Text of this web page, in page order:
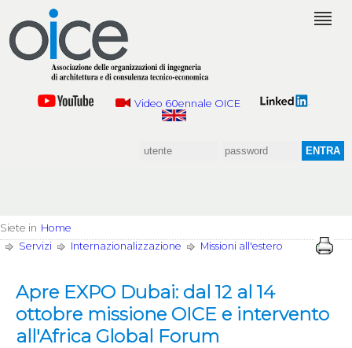
Video 60ennale OICE
Siete in Home
Servizi
Internazionalizzazione Missioni all'estero
Apre EXPO Dubai: dal 12 al 14
ottobre missione OICE e intervento
all'Africa Global Forum